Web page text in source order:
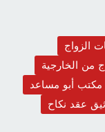
الزواج
من الخارجية
مكتب أبو مساعد
عقد نكاح